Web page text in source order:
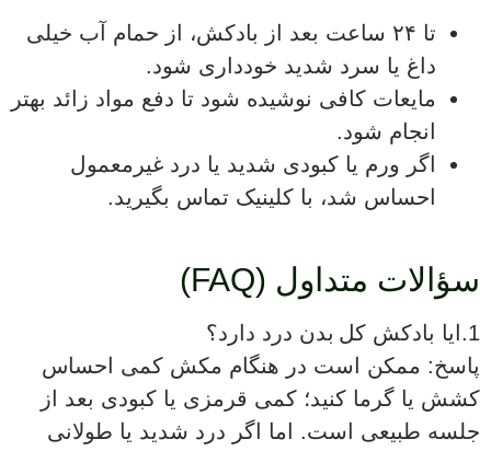
تا ۲۴ ساعت بعد از بادکش، از حمام آب خیلی
داغ یا سرد شدید خودداری شود.
مایعات کافی نوشیده شود تا دفع مواد زائد بهتر
انجام شود.
اگر ورم یا کبودی شدید یا درد غیرمعمول
احساس شد، با کلینیک تماس بگیرید.
سؤالات متداول (FAQ)
1.ایا بادکش کل بدن درد دارد؟
پاسخ: ممکن است در هنگام مکش کمی احساس
کشش یا گرما کنید؛ کمی قرمزی یا کبودی بعد از
جلسه طبیعی است. اما اگر درد شدید یا طولانی